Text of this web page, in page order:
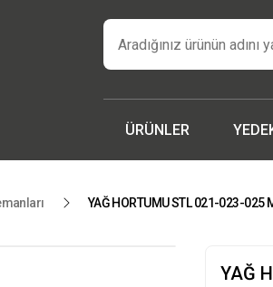
İşcinin nefesi ,
Beygir 3+1 Çapa
Tüm yedek parçalarda ithalat
ÜRÜNLER
YAĞ HORTUMU STL 021-023-025
YAĞ